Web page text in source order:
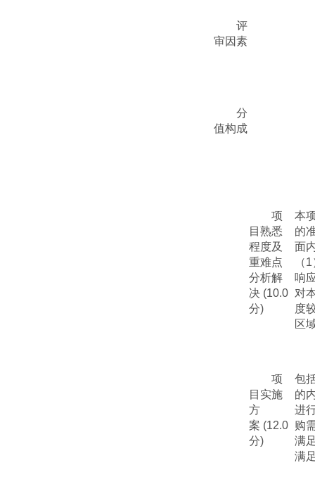
评
审因素
分
值构成
项
目熟悉
程度及
重难点
分析解
决 (10.0
分)
本
的
面
（1
响
对
度
区
项
目实施
方
案 (12.0
分)
包
的
进
购
满
满